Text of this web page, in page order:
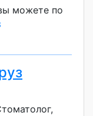
можете по